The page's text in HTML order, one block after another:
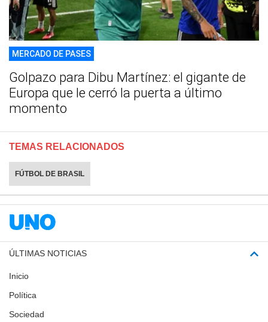
MERCADO DE PASES
Golpazo para Dibu Martínez: el gigante de
Europa que le cerró la puerta a último
momento
TEMAS RELACIONADOS
FÚTBOL DE BRASIL
ÚLTIMAS NOTICIAS
Inicio
Política
Sociedad